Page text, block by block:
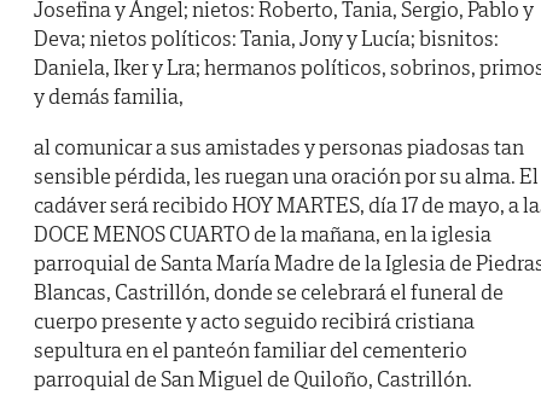
Josefina y Ángel; nietos: Roberto, Tania, Sergio, Pablo y
Deva; nietos políticos: Tania, Jony y Lucía; bisnitos:
Daniela, Iker y Lra; hermanos políticos, sobrinos,
y demás familia,
al comunicar a sus amistades y personas piadosas tan
sensible pérdida, les ruegan una oración por su alma. El
cadáver será recibido HOY MARTES, día 17 de mayo, a
DOCE MENOS CUARTO de la mañana, en la iglesia
parroquial de Santa María Madre de la Iglesia de
Blancas, Castrillón, donde se celebrará el funeral de
cuerpo presente y acto seguido recibirá cristiana
sepultura en el panteón familiar del cementerio
parroquial de San Miguel de Quiloño, Castrillón.